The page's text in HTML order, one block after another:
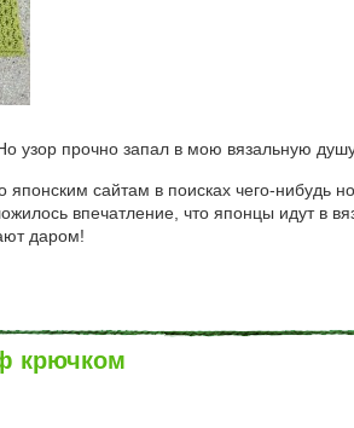
узор прочно запал в мою вязальную
японским сайтам в поисках чего-нибудь
впечатление, что японцы идут в
даром!
крючком